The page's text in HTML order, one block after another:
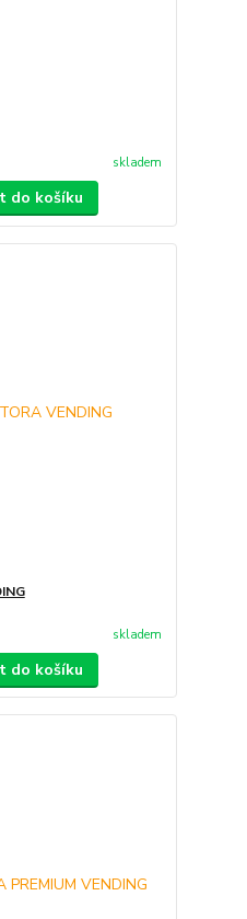
skladem
do košíku
skladem
do košíku